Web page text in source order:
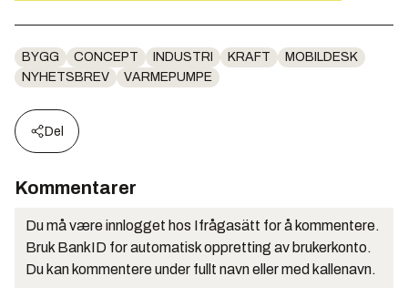
BYGG CONCEPT INDUSTRI KRAFT
MOBILDESK
NYHETSBREV
VARMEPUMPE
Del
Kommentarer
Du må være innlogget hos Ifrågasätt for å kommentere.
Bruk BankID for automatisk oppretting av brukerkonto.
Du kan kommentere under fullt navn eller med kallenavn.